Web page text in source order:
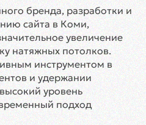
бренда, разработки и
сайта в Коми,
увеличение
натяжных потолков.
инструментом в
и удержании
уровень
подход